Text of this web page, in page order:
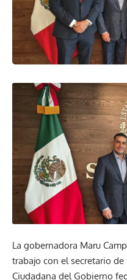
La gobernadora Maru
trabajo con el secretario
Ciudadana del Gobierno